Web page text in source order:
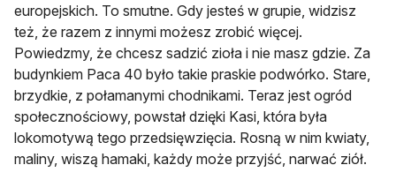
europejskich. To smutne. Gdy jesteś w grupie, widzisz
też, że razem z innymi możesz zrobić więcej.
Powiedzmy, że chcesz sadzić zioła i nie masz gdzie. Za
budynkiem Paca 40 było takie praskie podwórko. Stare,
brzydkie, z połamanymi chodnikami. Teraz jest ogród
społecznościowy, powstał dzięki Kasi, która była
lokomotywą tego przedsięwzięcia. Rosną w nim kwiaty,
maliny, wiszą hamaki, każdy może przyjść, narwać ziół.